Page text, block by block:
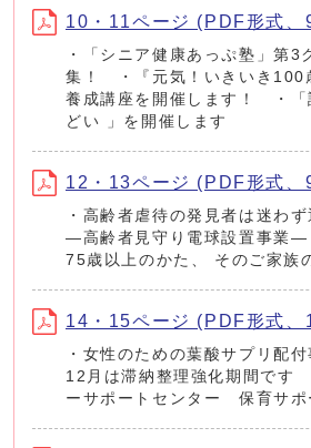
10・11ページ (PDF形式
・「シニア健康あっぷ塾」第3
集！ ・『元気！いきいき100
養成講座を開催します！ ・「
どい 」を開催します
12・13ページ (PDF形式
・高齢者虐待の発見者は迷わ
―高齢者見守り電球設置事業
75歳以上のかた、 そのご家族
14・15ページ (PDF形式、
・女性のための葉酸サプリ配
12月は滞納整理強化期間です
ーサポートセンター 保育サポ